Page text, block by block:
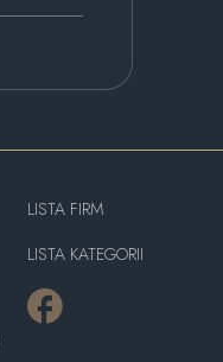
LISTA FIRM
LISTA KATEGORII